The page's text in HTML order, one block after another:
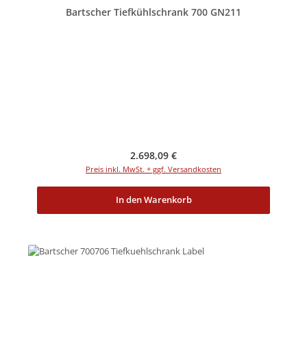
Bartscher Tiefkühlschrank 700 GN211
Regulärer Preis:
2.698,09 €
Preis inkl. MwSt. + ggf. Versandkosten
In den Warenkorb